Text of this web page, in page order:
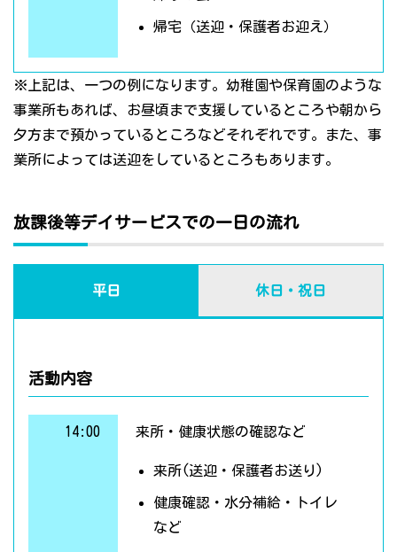
帰宅（送迎・保護者お迎え）
※上記は、一つの例になります。幼稚園や保育園のような
事業所もあれば、お昼頃まで支援しているところや朝から
夕方まで預かっているところなどそれぞれです。また、事
業所によっては送迎をしているところもあります。
放課後等デイサービスでの一日の流れ
平日 休日・祝日
活動内容
14:00 来所・健康状態の確認など
来所(送迎・保護者お送り)
健康確認・水分補給・トイレ
など